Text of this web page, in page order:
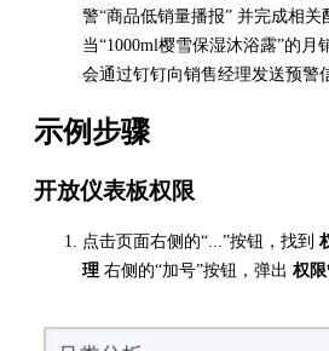
警“商品低销量播报” 并完成相关
当“1000ml樱雪保湿沐浴露”的月
会通过钉钉向销售经理发送预警
示例步骤
开放仪表板权限
点击页面右侧的“...”按钮，找到
理 右侧的“加号”按钮，弹出 权